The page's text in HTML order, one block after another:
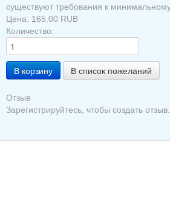
существуют требования к
Цена: 165.00 RUB
Количество:
Отзыв
Зарегистрируйтесь, чтобы создать отзыв.